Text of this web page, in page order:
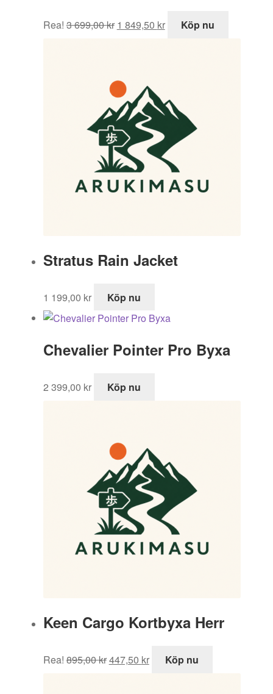
Rea! 3 699,00kr
ursprungliga
3
699,00 kr.
1 849,50 kr
nuvarande
Köp nu
Stratus Rain Jacket
1 199,00 kr Köp nu
Chevalier Pointer Pro Byxa
2 399,00 kr Köp nu
Keen Cargo Kortbyxa Herr
Rea! 895,00kr
ursprungliga
447,50 kr
nuvarande
Köp nu